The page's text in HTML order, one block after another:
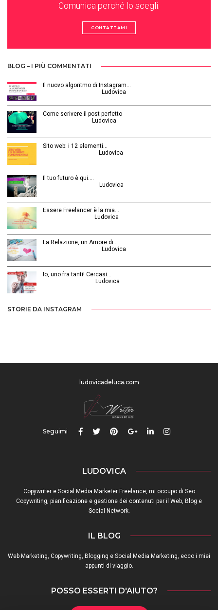
Comunica perché lo scegli.
CONTATTAMI
BLOG – I PIÙ COMMENTATI
Il nuovo algoritmo di Instagram…
Ludovica
Come scrivere il post perfetto
Ludovica
Sito web: i 12 elementi…
Ludovica
Il tuo futuro è qui.…
Ludovica
Essere Freelancer è la mia…
Ludovica
La Relazione, un Amore di…
Ludovica
Io, uno fra tanti! Cercasi…
Ludovica
STORIE DA INSTAGRAM
ludovicadeluca.com
Seguimi
LUDOVICA
Copywriter e Social Media Marketer Freelance, mi occupo di Seo
Copywriting, pianificazione e gestione dei contenuti per il Web, Blog e
Social Network.
IL BLOG
Web Marketing, Copywriting, Blogging e Social Media Marketing, ecco i miei
appunti di viaggio.
POSSO ESSERTI D'AIUTO?